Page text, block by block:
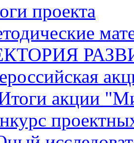
проекта
акции